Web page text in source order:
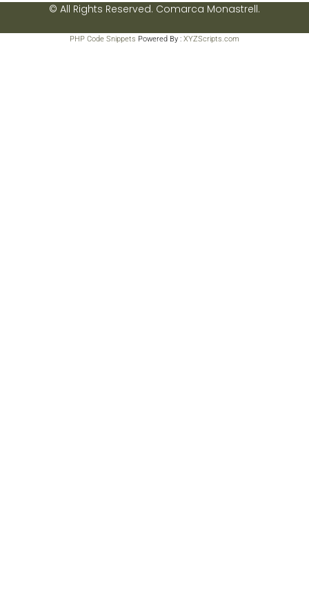
© All Rights Reserved. Comarca Monastrell.
PHP Code Snippets Powered By : XYZScripts.com